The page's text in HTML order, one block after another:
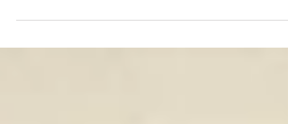
medico, riabilitativo e nella prevenzione.